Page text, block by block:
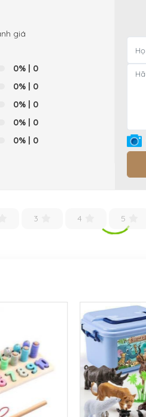
giá
0% | 0
0% | 0
0% | 0
0% | 0
0% | 0
3 4 5